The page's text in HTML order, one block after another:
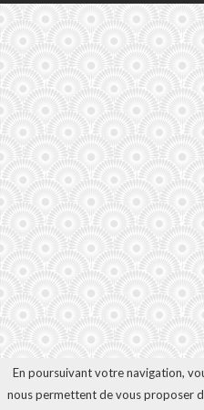
En poursuivant votre navigation,
nous permettent de vous proposer